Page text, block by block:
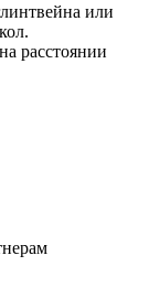
или
расстоянии